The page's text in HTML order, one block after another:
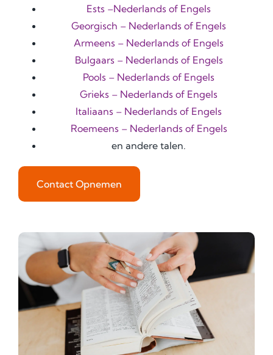
Ests –Nederlands of Engels
Georgisch – Nederlands of Engels
Armeens – Nederlands of Engels
Bulgaars – Nederlands of Engels
Pools – Nederlands of Engels
Grieks – Nederlands of Engels
Italiaans – Nederlands of Engels
Roemeens – Nederlands of Engels
en andere talen.
Contact Opnemen